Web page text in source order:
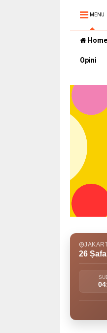
MENU
Home
Opini
26